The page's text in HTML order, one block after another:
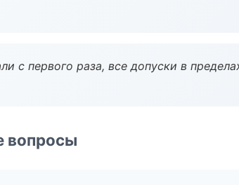
с первого раза, все допуски в
вопросы